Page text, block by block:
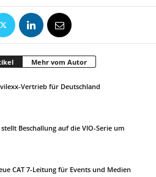
Mehr vom Autor
Vertrieb für Deutschland
Beschallung auf die VIO-Serie um
CAT 7-Leitung für Events und Medien